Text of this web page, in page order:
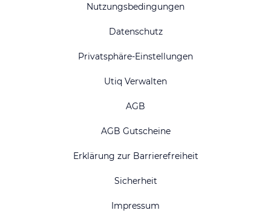
Nutzungsbedingungen
Datenschutz
Privatsphäre-Einstellungen
Utiq Verwalten
AGB
AGB Gutscheine
Erklärung zur Barrierefreiheit
Sicherheit
Impressum